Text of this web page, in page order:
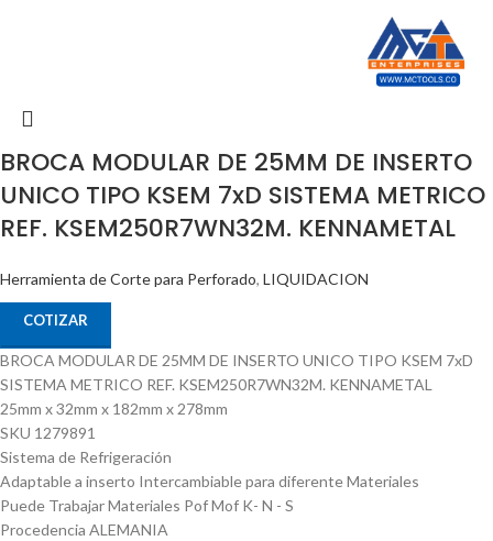
BROCA MODULAR DE 25MM DE INSERTO
UNICO TIPO KSEM 7xD SISTEMA METRICO
REF. KSEM250R7WN32M. KENNAMETAL
Herramienta de Corte para Perforado, LIQUIDACION
COTIZAR
BROCA MODULAR DE 25MM DE INSERTO UNICO TIPO KSEM 7xD
SISTEMA METRICO REF. KSEM250R7WN32M. KENNAMETAL
25mm x 32mm x 182mm x 278mm
SKU 1279891
Sistema de Refrigeración
Adaptable a inserto Intercambiable para diferente Materiales
Puede Trabajar Materiales Pof Mof K- N - S
Procedencia ALEMANIA